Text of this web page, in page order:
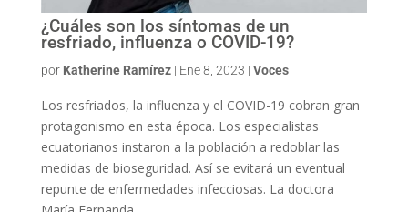
¿Cuáles son los síntomas de un
resfriado, influenza o COVID-19?
por Katherine Ramírez| Ene 8, 2023 | Voces
Los resfriados, la influenza y el COVID-19 cobran gran
protagonismo en esta época. Los especialistas
ecuatorianos instaron a la población a redoblar las
medidas de bioseguridad. Así se evitará un eventual
repunte de enfermedades infecciosas. La doctora